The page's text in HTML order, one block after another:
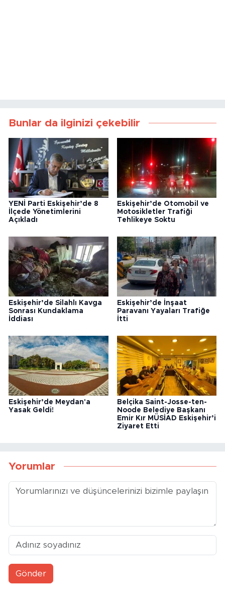
Bunlar da ilginizi çekebilir
YENİ Parti Eskişehir’de 8
İlçede Yönetimlerini
Açıkladı
Eskişehir’de Otomobil ve
Motosikletler Trafiği
Tehlikeye Soktu
Eskişehir’de Silahlı Kavga
Sonrası Kundaklama
İddiası
Eskişehir’de İnşaat
Paravanı Yayaları Trafiğe
İtti
Eskişehir’de Meydan'a
Yasak Geldi!
Belçika Saint-Josse-ten-
Noode Belediye Başkanı
Emir Kır MÜSİAD Eskişehir’i
Ziyaret Etti
Yorumlar
Gönder